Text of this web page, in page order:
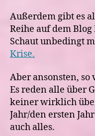
Außerdem gibt es
Reihe auf dem
Schaut unbedingt
Krise.
Aber ansonsten, so
Es reden alle über
keiner wirklich
Jahr/den ersten
auch alles.